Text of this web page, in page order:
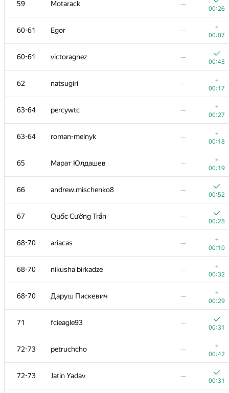
59 Motarack —
00:26
60-61 Egor —
+
00:07
60-61 victoragnez —
00:43
62 natsugiri —
+
00:17
63-64 percywtc —
+
00:27
63-64 roman-melnyk —
+
00:18
65 Марат Юлдашев —
+
00:19
66 andrew.mischenko8 —
00:52
67 Quốc Cường Trần —
00:28
68-70 ariacas —
+
00:10
68-70 nikusha birkadze —
+
00:32
68-70 Даруш Пискевич —
+
00:29
71 fcieagle93 —
00:31
72-73 petruchcho —
+
00:42
72-73 Jatin Yadav —
00:31
/79 521/ 821
51 edisonhello
00:27
52 cdkrot
00:33
53 JKS.PL
00:29
54 MrDindows
00:23
55 tyomasr
00:21
56 igor.baren
00:21